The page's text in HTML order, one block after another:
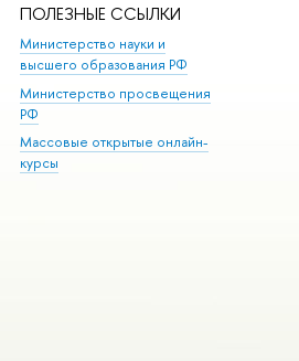
ПОЛЕЗНЫЕ ССЫЛКИ
Министерство науки и
высшего образования РФ
Министерство просвещения
РФ
Массовые открытые онлайн-
курсы